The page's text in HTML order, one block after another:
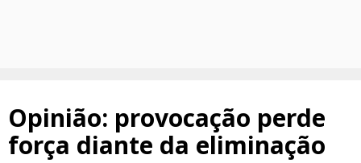
Opinião: provocação perde
força diante da eliminação